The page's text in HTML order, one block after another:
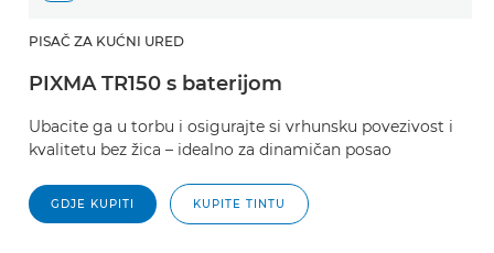
PISAČ ZA KUĆNI URED
PIXMA TR150 s baterijom
Ubacite ga u torbu i osigurajte si vrhunsku povezivost i
kvalitetu bez žica – idealno za dinamičan posao
GDJE KUPITI KUPITE TINTU